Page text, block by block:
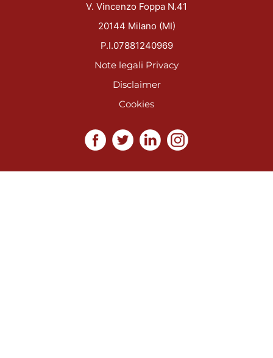
V. Vincenzo Foppa N.41
20144 Milano (MI)
P.I.07881240969
Note legali Privacy
Disclaimer
Cookies